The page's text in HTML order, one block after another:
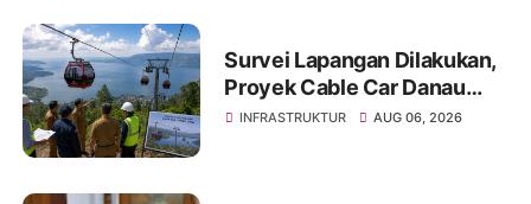
Survei Lapangan Dilakukan,
Proyek Cable Car Danau
Toba Masih Terkendala
INFRASTRUKTUR AUG 06, 2026